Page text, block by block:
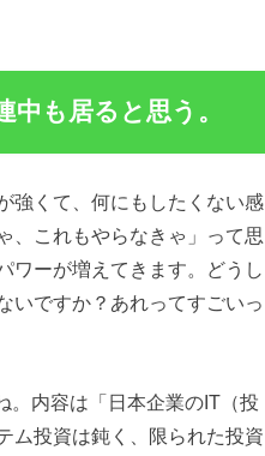
も居ると思う。
強くて、何にもしたくない感
、これもやらなきゃ」って思
ワーが増えてきます。どうし
いですか？あれってすごいっ
。内容は「日本企業のIT（投
ム投資は鈍く、限られた投資